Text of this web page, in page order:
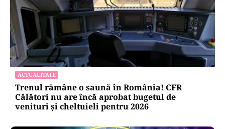
ACTUALITATE
Trenul rămâne o saună în România! CFR
Călători nu are încă aprobat bugetul de
venituri și cheltuieli pentru 2026